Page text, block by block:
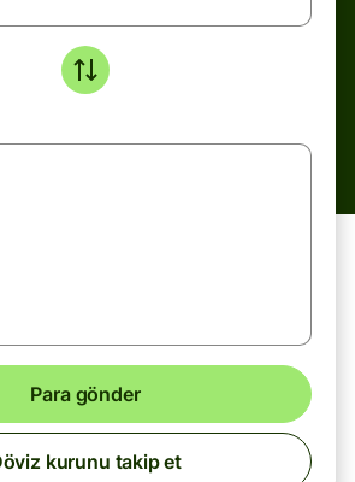
Para gönder
kurunu takip et